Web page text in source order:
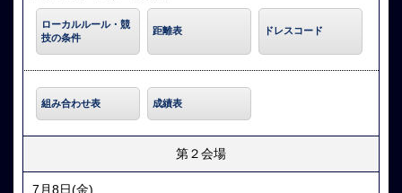
ローカルルール・競
技の条件
距離表 ドレスコード
組み合わせ表 成績表
第２会場
7月8日(金)